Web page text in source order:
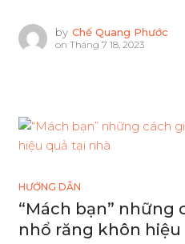
by Chế Quang Phước
on Tháng 7 18, 2023
HƯỚNG DẪN
“Mách bạn” những
nhổ răng khôn hiệu